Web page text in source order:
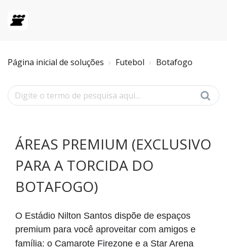
Página inicial de soluções Futebol Botafogo
ÁREAS PREMIUM (EXCLUSIVO
PARA A TORCIDA DO
BOTAFOGO)
O Estádio Nilton Santos dispõe de espaços
premium para você aproveitar com amigos e
família: o Camarote Firezone e a Star Arena